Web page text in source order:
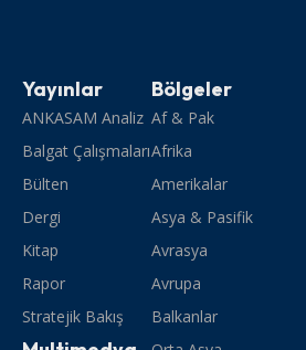
Yayınlar
ANKASAM Analiz
Balgat Çalışmaları
Bülten
Dergi
Kitap
Rapor
Stratejik Bakış
Bölgeler
Af & Pak
Afrika
Amerikalar
Asya & Pasifik
Avrasya
Avrupa
Balkanlar